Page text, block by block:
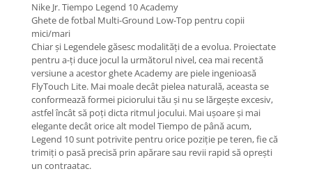
Nike Jr. Tiempo Legend 10 Academy
Ghete de fotbal Multi-Ground Low-Top pentru copii
mici/mari
Chiar și Legendele găsesc modalități de a evolua. Proiectate
pentru a-ți duce jocul la următorul nivel, cea mai recentă
versiune a acestor ghete Academy are piele ingenioasă
FlyTouch Lite. Mai moale decât pielea naturală, aceasta se
conformează formei piciorului tău și nu se lărgește excesiv,
astfel încât să poți dicta ritmul jocului. Mai ușoare și mai
elegante decât orice alt model Tiempo de până acum,
Legend 10 sunt potrivite pentru orice poziție pe teren, fie că
trimiți o pasă precisă prin apărare sau revii rapid să oprești
un contraatac.